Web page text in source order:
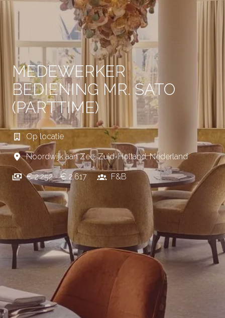
MEDEWERKER
BEDIENING MR. SATO
(PARTTIME)
Op locatie
Noordwijk aan Zee, Zuid-Holland, Nederland
€ 2.252 - € 2.617 F&B